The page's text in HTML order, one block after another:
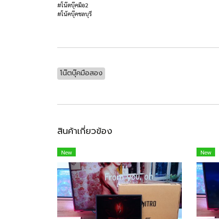
#โน๊ตบุ๊คมือ2
#โน้คบุ๊คชลบุรี
โน๊ตบุ๊คมือสอง
สินค้าเกี่ยวข้อง
New New